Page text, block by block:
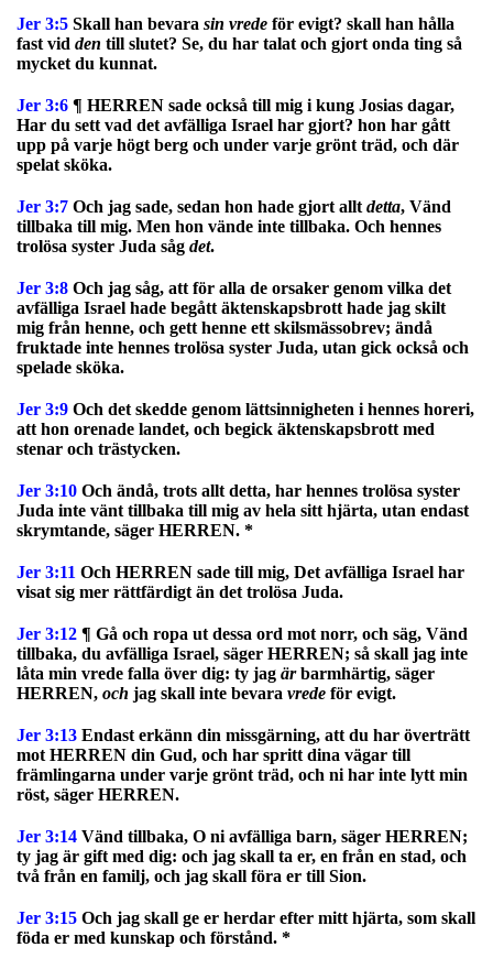
Jer 3:5 Skall han bevara sin vrede för evigt? skall han hålla
fast vid den till slutet? Se, du har talat och gjort onda ting så
mycket du kunnat.
Jer 3:6 ¶ HERREN sade också till mig i kung Josias dagar,
Har du sett vad det avfälliga Israel har gjort? hon har gått
upp på varje högt berg och under varje grönt träd, och där
spelat sköka.
Jer 3:7 Och jag sade, sedan hon hade gjort allt detta, Vänd
tillbaka till mig. Men hon vände inte tillbaka. Och hennes
trolösa syster Juda såg det.
Jer 3:8 Och jag såg, att för alla de orsaker genom vilka det
avfälliga Israel hade begått äktenskapsbrott hade jag skilt
mig från henne, och gett henne ett skilsmässobrev; ändå
fruktade inte hennes trolösa syster Juda, utan gick också och
spelade sköka.
Jer 3:9 Och det skedde genom lättsinnigheten i hennes horeri,
att hon orenade landet, och begick äktenskapsbrott med
stenar och trästycken.
Jer 3:10 Och ändå, trots allt detta, har hennes trolösa syster
Juda inte vänt tillbaka till mig av hela sitt hjärta, utan endast
skrymtande, säger HERREN. *
Jer 3:11 Och HERREN sade till mig, Det avfälliga Israel har
visat sig mer rättfärdigt än det trolösa Juda.
Jer 3:12 ¶ Gå och ropa ut dessa ord mot norr, och säg, Vänd
tillbaka, du avfälliga Israel, säger HERREN; så skall jag inte
låta min vrede falla över dig: ty jag ärbarmhärtig, säger
HERREN, och jag skall inte bevara vrede för evigt.
Jer 3:13 Endast erkänn din missgärning, att du har överträtt
mot HERREN din Gud, och har spritt dina vägar till
främlingarna under varje grönt träd, och ni har inte lytt min
röst, säger HERREN.
Jer 3:14 Vänd tillbaka, O ni avfälliga barn, säger HERREN;
ty jag är gift med dig: och jag skall ta er, en från en stad, och
två från en familj, och jag skall föra er till Sion.
Jer 3:15 Och jag skall ge er herdar efter mitt hjärta, som skall
föda er med kunskap och förstånd. *